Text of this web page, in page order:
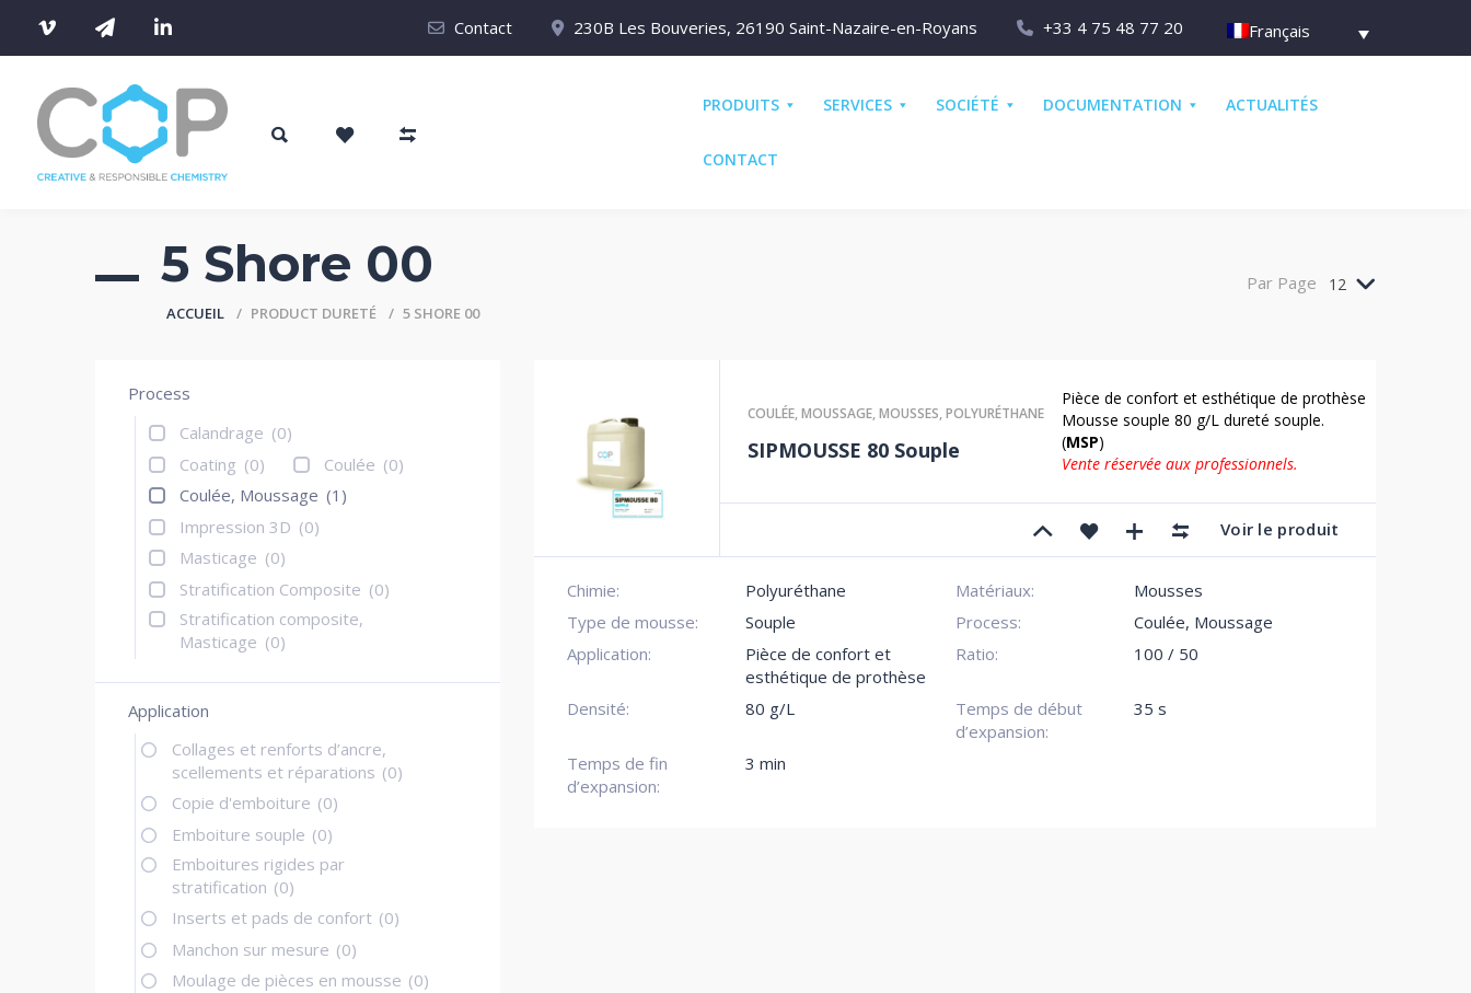
Contact 230B Les Bouveries, 26190 Saint-Nazaire-en-Royans +33 4 75 48 77 20 Français
PRODUITS SERVICES SOCIÉTÉ DOCUMENTATION ACTUALITÉS
CONTACT
5 Shore 00
ACCUEIL PRODUCT DURETÉ 5 SHORE 00
Par Page 12
Process
Calandrage (0)
Coating (0) Coulée (0)
Coulée, Moussage (1)
Impression 3D (0)
Masticage (0)
Stratification Composite (0)
Stratification composite,
Masticage (0)
Application
Collages et renforts d’ancre,
scellements et réparations (0)
Copie d'emboiture (0)
Emboiture souple (0)
Emboitures rigides par
stratification (0)
Inserts et pads de confort (0)
Manchon sur mesure (0)
Moulage de pièces en mousse (0)
COULÉE,MOUSSAGE,MOUSSES,POLYURÉTHANE
SIPMOUSSE 80 Souple
Pièce de confort et esthétique de prothèse
Mousse souple 80 g/L dureté souple.
(MSP)
Vente réservée aux professionnels.
Voir le produit
Chimie: Polyuréthane Matériaux:
Mousses
Type de mousse:
Souple Process:
Coulée, Moussage
Application:
Pièce de confort et
esthétique de prothèse
Ratio: 100 / 50
Densité: 80 g/L
Temps de début
d’expansion:
35 s
Temps de fin
d’expansion:
3 min